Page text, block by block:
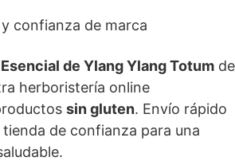
confianza de marca
de Ylang Ylang Totum de
herboristería online
sin gluten. Envío rápido
de confianza para una